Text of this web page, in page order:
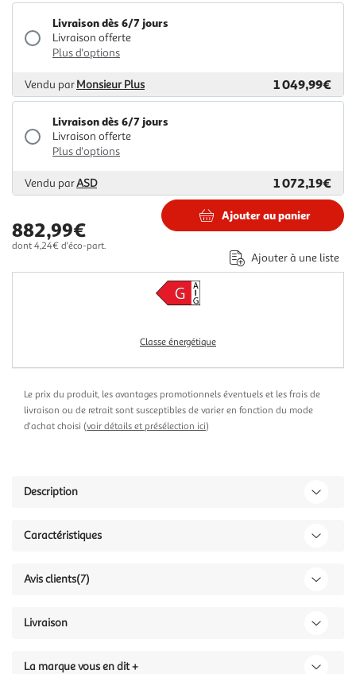
Livraison dès 6/7 jours
Livraison offerte
Plus d'options
Vendu parMonsieur Plus 1 049,99€
Livraison dès 6/7 jours
Livraison offerte
Plus d'options
Vendu parASD 1 072,19€
882,99€
dont 4,24€ d'éco-part.
Ajouter au panier
Ajouter à une liste
Classe énergétique
Le prix du produit, les avantages promotionnels éventuels et les frais de
livraison ou de retrait sont susceptibles de varier en fonction du mode
d'achat choisi (voir détails et présélection ici)
Description
Caractéristiques
Avis clients(7)
Livraison
La marque vous en dit +